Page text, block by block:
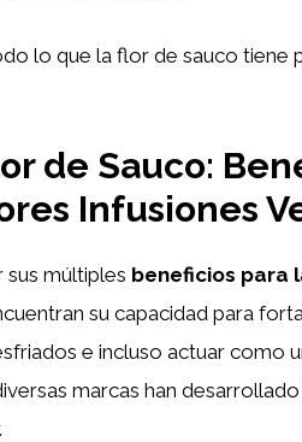
lo que la flor de sauco tiene
de Sauco:
Infusiones
sus múltiples beneficios para
su capacidad para
e incluso actuar como
marcas han